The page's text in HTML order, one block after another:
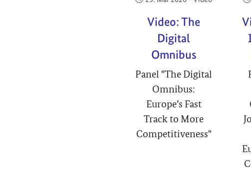
Video: The
Digital
Omnibus
Panel "The Digital
Omnibus:
Europe’s Fast
Track to More
Competitiveness"